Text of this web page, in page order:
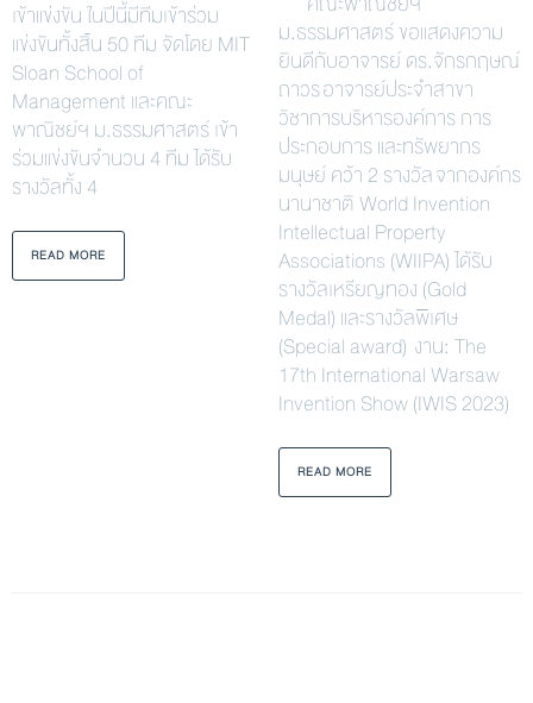
เข้าแข่งขัน ในปีนี้มีทีมเข้าร่วม
แข่งขันทั้งสิ้น 50 ทีม จัดโดย MIT
Sloan School of
Management และคณะ
พาณิชย์ฯ ม.ธรรมศาสตร์ เข้า
ร่วมแข่งขันจำนวน 4 ทีม ได้รับ
รางวัลทั้ง 4
READ MORE
ม.ธรรมศาสตร์ ขอแสดงความ
ยินดีกับอาจารย์ ดร.จักรกฤษณ์
ถาวร อาจารย์ประจำสาขา
วิชาการบริหารองค์การ การ
ประกอบการ และทรัพยากร
มนุษย์ คว้า 2 รางวัล จากองค์กร
นานาชาติ World Invention
Intellectual Property
Associations (WIIPA) ได้รับ
รางวัลเหรียญทอง (Gold
Medal) และรางวัลพิเศษ
(Special award) งาน: The
17th International Warsaw
Invention Show (IWIS 2023)
READ MORE